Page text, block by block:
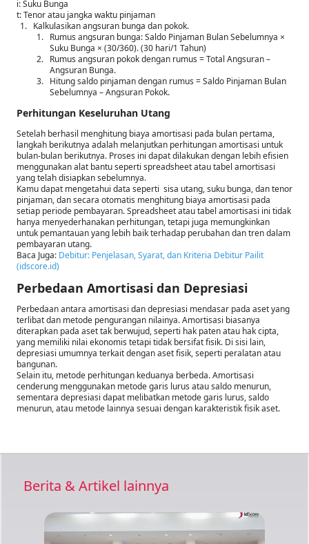
i: Suku Bunga
t: Tenor atau jangka waktu pinjaman
Kalkulasikan angsuran bunga dan pokok.
Rumus angsuran bunga: Saldo Pinjaman Bulan Sebelumnya ×
Suku Bunga × (30/360). (30 hari/1 Tahun)
Rumus angsuran pokok dengan rumus = Total Angsuran –
Angsuran Bunga.
Hitung saldo pinjaman dengan rumus = Saldo Pinjaman Bulan
Sebelumnya – Angsuran Pokok.
Perhitungan Keseluruhan Utang
Setelah berhasil menghitung biaya amortisasi pada bulan pertama,
langkah berikutnya adalah melanjutkan perhitungan amortisasi untuk
bulan-bulan berikutnya. Proses ini dapat dilakukan dengan lebih efisien
menggunakan alat bantu seperti spreadsheet atau tabel amortisasi
yang telah disiapkan sebelumnya.
Kamu dapat mengetahui data seperti sisa utang, suku bunga, dan tenor
pinjaman, dan secara otomatis menghitung biaya amortisasi pada
setiap periode pembayaran. Spreadsheet atau tabel amortisasi ini tidak
hanya menyederhanakan perhitungan, tetapi juga memungkinkan
untuk pemantauan yang lebih baik terhadap perubahan dan tren dalam
pembayaran utang.
Baca Juga: Debitur: Penjelasan, Syarat, dan Kriteria Debitur Pailit
(idscore.id)
Perbedaan Amortisasi dan Depresiasi
Perbedaan antara amortisasi dan depresiasi mendasar pada aset yang
terlibat dan metode pengurangan nilainya. Amortisasi biasanya
diterapkan pada aset tak berwujud, seperti hak paten atau hak cipta,
yang memiliki nilai ekonomis tetapi tidak bersifat fisik. Di sisi lain,
depresiasi umumnya terkait dengan aset fisik, seperti peralatan atau
bangunan.
Selain itu, metode perhitungan keduanya berbeda. Amortisasi
cenderung menggunakan metode garis lurus atau saldo menurun,
sementara depresiasi dapat melibatkan metode garis lurus, saldo
menurun, atau metode lainnya sesuai dengan karakteristik fisik aset.
Berita & Artikel lainnya